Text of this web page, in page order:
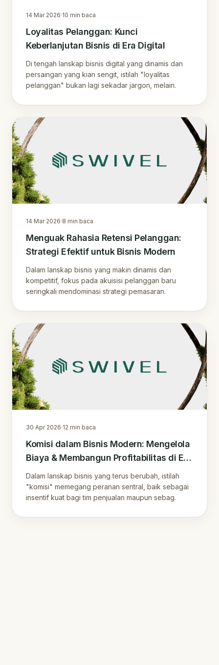
14 Mar 2026·10 min baca
Loyalitas Pelanggan: Kunci
Keberlanjutan Bisnis di Era Digital
Di tengah lanskap bisnis digital yang dinamis dan
persaingan yang kian sengit, istilah "loyalitas
pelanggan" bukan lagi sekadar jargon, melain.
14 Mar 2026·8 min baca
Menguak Rahasia Retensi Pelanggan:
Strategi Efektif untuk Bisnis Modern
Dalam lanskap bisnis yang makin dinamis dan
kompetitif, fokus pada akuisisi pelanggan baru
seringkali mendominasi strategi pemasaran.
30 Apr 2026·12 min baca
Komisi dalam Bisnis Modern: Mengelola
Biaya & Membangun Profitabilitas di Era
Digital
Dalam lanskap bisnis yang terus berubah, istilah
"komisi" memegang peranan sentral, baik sebagai
insentif kuat bagi tim penjualan maupun sebag.